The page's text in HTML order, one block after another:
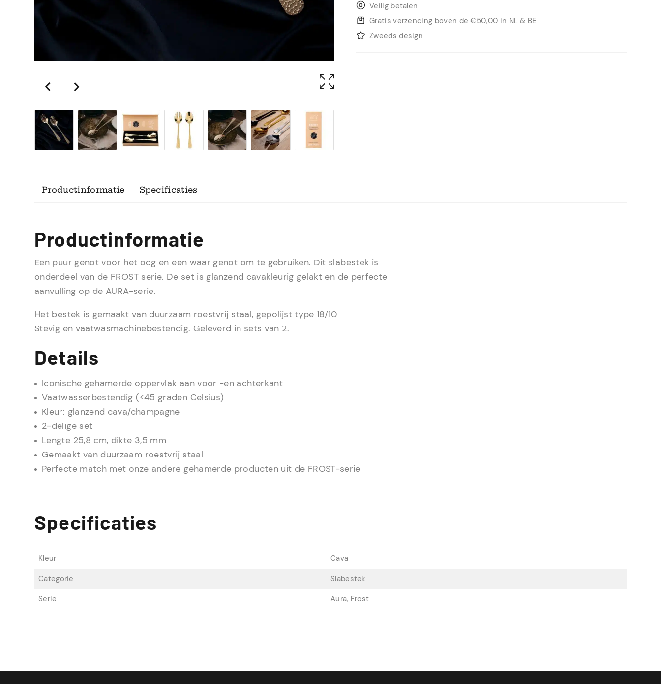
Veilig betalen
Gratis verzending boven de €50,00 in NL & BE
Zweeds design
Productinformatie Specificaties
Productinformatie
Een puur genot voor het oog en een waar genot om te gebruiken. Dit slabestek is
onderdeel van de FROST serie. De set is glanzend cavakleurig gelakt en de perfecte
aanvulling op de AURA-serie.
Het bestek is gemaakt van duurzaam roestvrij staal, gepolijst type 18/10
Stevig en vaatwasmachinebestendig. Geleverd in sets van 2.
Details
Iconische gehamerde oppervlak aan voor -en achterkant
Vaatwasserbestendig (<45 graden Celsius)
Kleur: glanzend cava/champagne
2-delige set
Lengte 25,8 cm, dikte 3,5 mm
Gemaakt van duurzaam roestvrij staal
Perfecte match met onze andere gehamerde producten uit de FROST-serie
Specificaties
Kleur Cava
Categorie Slabestek
Serie Aura, Frost